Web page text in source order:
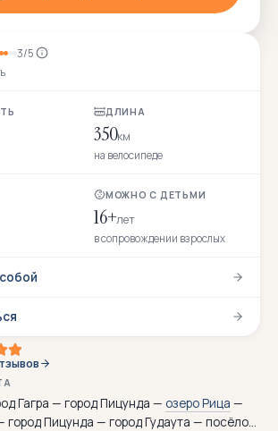
3/5
ДЛИНА
350км
на велосипеде
МОЖНО С ДЕТЬМИ
16+лет
в сопровождении взрослых
Гагра — город Пицунда — озеро Рица —
город Пицунда — город Гудаута — посёлок